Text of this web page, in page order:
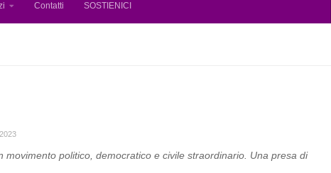
Contatti SOSTIENICI
politico, democratico e civile straordinario. Una presa di